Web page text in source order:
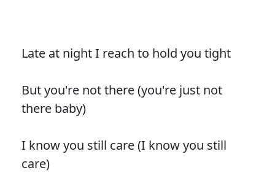
Late at night I reach to hold you tight
But you're not there (you're just not
there baby)
I know you still care (I know you still
care)